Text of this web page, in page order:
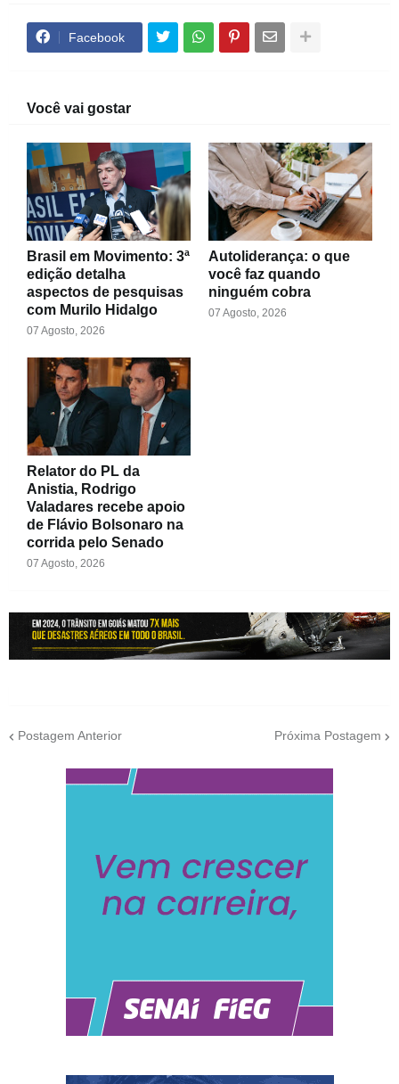
Facebook
Você vai gostar
Brasil em Movimento: 3ª
edição detalha
aspectos de pesquisas
com Murilo Hidalgo
07 Agosto, 2026
Autoliderança: o que
você faz quando
ninguém cobra
07 Agosto, 2026
Relator do PL da
Anistia, Rodrigo
Valadares recebe apoio
de Flávio Bolsonaro na
corrida pelo Senado
07 Agosto, 2026
Postagem Anterior Próxima Postagem